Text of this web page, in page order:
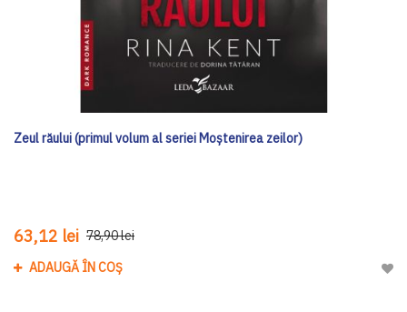
Zeul răului (primul volum al seriei Moștenirea zeilor)
63,12 lei 78,90 lei
ADAUGĂ ÎN COȘ